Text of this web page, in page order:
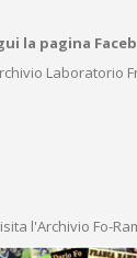
la pagina
Laboratorio
l'Archivio Fo-